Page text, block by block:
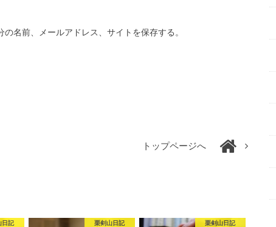
名前、メールアドレス、サイトを保存する。
トップページへ
日記 栗剣山日記 栗剣山日記